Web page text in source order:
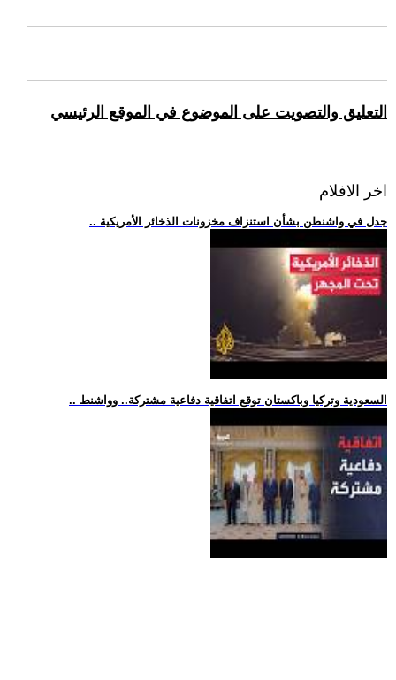
التعليق والتصويت على الموضوع في الموقع الرئيسي
اخر الافلام
.. جدل في واشنطن بشأن استنزاف مخزونات الذخائر الأمريكية
.. السعودية وتركيا وباكستان توقع اتفاقية دفاعية مشتركة.. وواشنط